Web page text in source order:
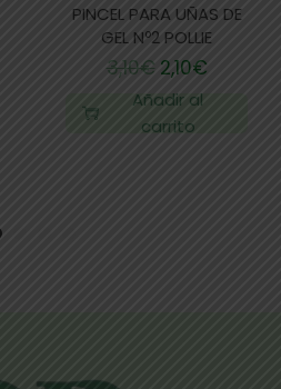
PINCEL PARA UÑAS DE
GEL Nº2 POLLIE
3,10€ 2,10€
Añadir al
carrito